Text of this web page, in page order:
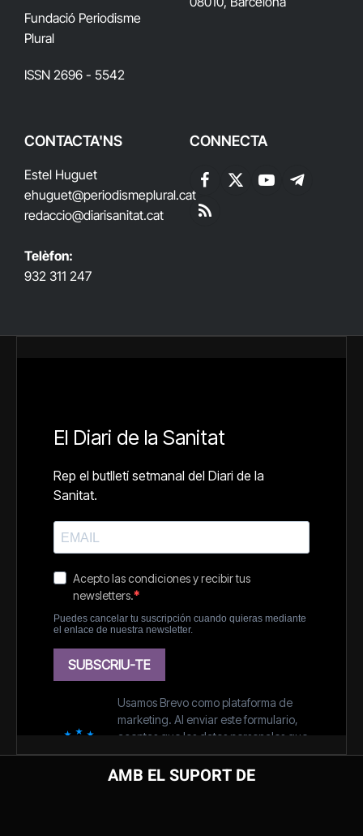
Fundació Periodisme
Plural
ISSN 2696 - 5542
CONTACTA'NS
Estel Huguet
ehuguet@periodismeplural.cat
redaccio@diarisanitat.cat
Telèfon:
932 311 247
CONNECTA
Facebook
X
YouTubeTelegram
RSS
AMB EL SUPORT DE